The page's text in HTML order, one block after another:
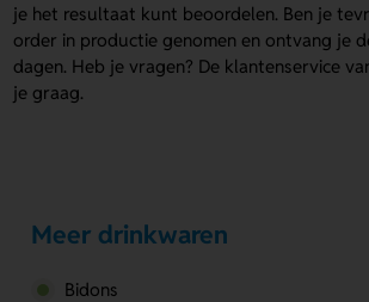
je het resultaat kunt beoordelen. Ben je
order in productie genomen en ontvang je
dagen. Heb je vragen? De klantenservice
je graag.
Meer drinkwaren
Bidons